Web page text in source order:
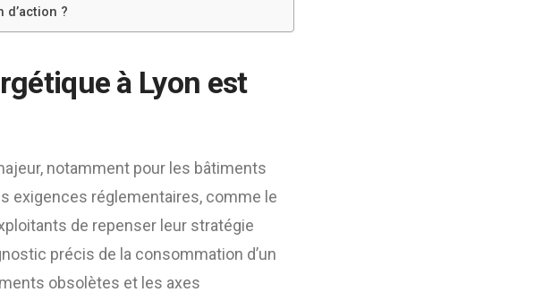
?
à Lyon est
notamment pour les bâtiments
exigences réglementaires, comme le
de repenser leur stratégie
précis de la consommation d’un
obsolètes et les axes